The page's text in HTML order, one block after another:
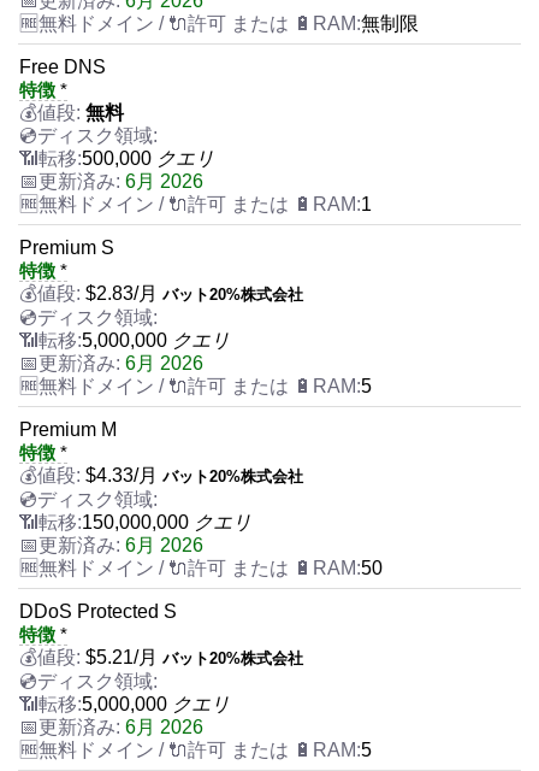
無制限
Free DNS
特徴 *
無料
500,000 クエリ
6月 2026
1
Premium S
特徴 *
$2.83/月 バット20%株式会社
5,000,000 クエリ
6月 2026
5
Premium M
特徴 *
$4.33/月 バット20%株式会社
150,000,000 クエリ
6月 2026
50
DDoS Protected S
特徴 *
$5.21/月 バット20%株式会社
5,000,000 クエリ
6月 2026
5